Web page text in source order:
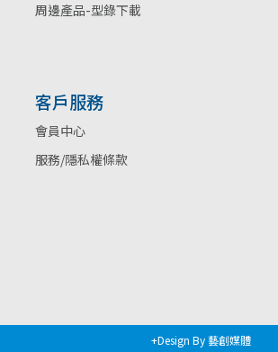
周邊產品-型錄下載
客戶服務
會員中心
服務/隱私權條款
+Design By 藝創媒體